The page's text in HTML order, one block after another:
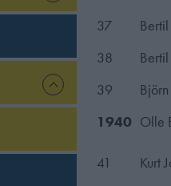
37
38
39
1940 Olle
41 Kurt